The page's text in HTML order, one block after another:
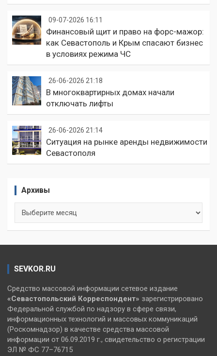
09-07-2026 16:11
Финансовый щит и право на форс-мажор:
как Севастополь и Крым спасают бизнес
в условиях режима ЧС
26-06-2026 21:18
В многоквартирных домах начали
отключать лифты
26-06-2026 21:14
Ситуация на рынке аренды недвижимости
Севастополя
Архивы
SEVKOR.RU
Средство массовой информации сетевое издание
«Севастопольский Корреспондент» зарегистрировано
Федеральной службой по надзору в сфере связи,
информационных технологий и массовых коммуникаций
(Роскомнадзор) в качестве средства массовой
информации от 06.09.2019 г., свидетельство о регистрации
ЭЛ № ФС 77–76715